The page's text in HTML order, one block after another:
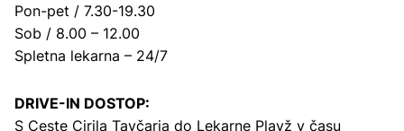
Pon-pet / 7.30-19.30
Sob / 8.00 – 12.00
Spletna lekarna – 24/7
DRIVE-IN DOSTOP:
S Ceste Cirila Tavčarja do Lekarne Plavž v času